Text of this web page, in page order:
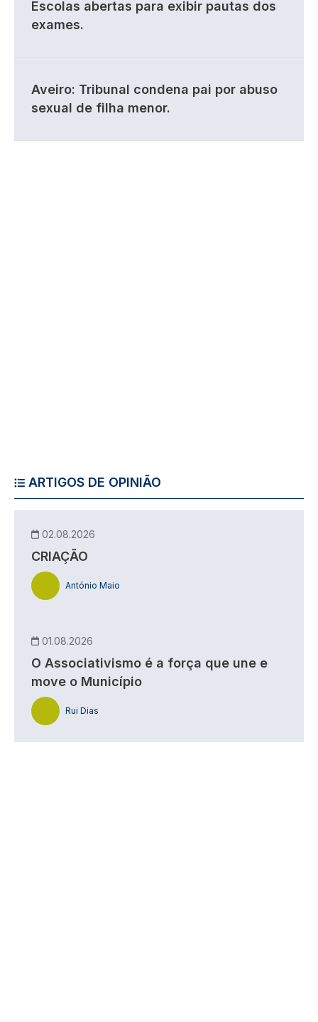
Escolas abertas para exibir pautas dos
exames.
Aveiro: Tribunal condena pai por abuso
sexual de filha menor.
ARTIGOS DE OPINIÃO
02.08.2026
CRIAÇÃO
António Maio
01.08.2026
O Associativismo é a força que une e
move o Município
Rui Dias